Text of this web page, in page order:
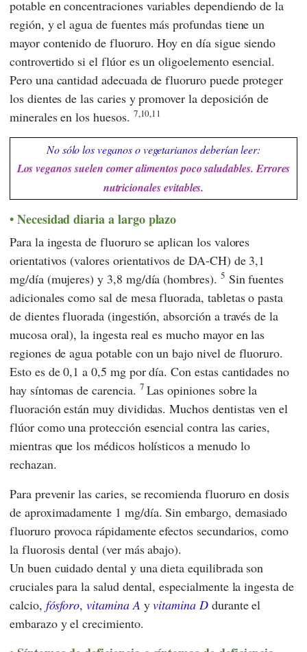
potable en concentraciones variables dependiendo de la
región, y el agua de fuentes más profundas tiene un
mayor contenido de fluoruro. Hoy en día sigue siendo
controvertido si el flúor es un oligoelemento esencial.
Pero una cantidad adecuada de fluoruro puede proteger
los dientes de las caries y promover la deposición de
minerales en los huesos. 7,10,11
No sólo los veganos o vegetarianos deberían leer:
Los veganos suelen comer alimentos poco saludables. Errores
nutricionales evitables.
Necesidad diaria a largo plazo
Para la ingesta de fluoruro se aplican los valores
orientativos (valores orientativos de DA-CH) de 3,1
mg/día (mujeres) y 3,8 mg/día (hombres). 5 Sin fuentes
adicionales como sal de mesa fluorada, tabletas o pasta
de dientes fluorada (ingestión, absorción a través de la
mucosa oral), la ingesta real es mucho mayor en las
regiones de agua potable con un bajo nivel de fluoruro.
Esto es de 0,1 a 0,5 mg por día. Con estas cantidades no
hay síntomas de carencia. 7 Las opiniones sobre la
fluoración están muy divididas. Muchos dentistas ven el
flúor como una protección esencial contra las caries,
mientras que los médicos holísticos a menudo lo
rechazan.
Para prevenir las caries, se recomienda fluoruro en dosis
de aproximadamente 1 mg/día. Sin embargo, demasiado
fluoruro provoca rápidamente efectos secundarios, como
la fluorosis dental (ver más abajo).
Un buen cuidado dental y una dieta equilibrada son
cruciales para la salud dental, especialmente la ingesta de
calcio, fósforo,vitamina A yvitamina Ddurante el
embarazo y el crecimiento.